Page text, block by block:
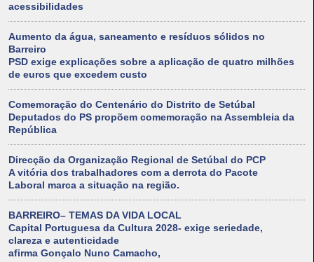
acessibilidades
Aumento da água, saneamento e resíduos sólidos no
Barreiro
PSD exige explicações sobre a aplicação de quatro milhões
de euros que excedem custo
Comemoração do Centenário do Distrito de Setúbal
Deputados do PS propõem comemoração na Assembleia da
República
Direcção da Organização Regional de Setúbal do PCP
A vitória dos trabalhadores com a derrota do Pacote
Laboral marca a situação na região.
BARREIRO– TEMAS DA VIDA LOCAL
Capital Portuguesa da Cultura 2028- exige seriedade,
clareza e autenticidade
afirma Gonçalo Nuno Camacho,